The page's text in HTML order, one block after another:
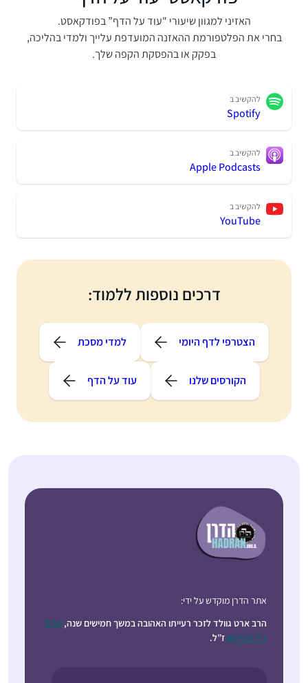
האזיני למגוון שיעורי "עוד על הדף” בפודקאסט.
בחרי את הפלטפורמת ההאזנה המועדפת עלייך ולמדי בהליכה,
בפקק או בהפסקת הקפה שלך.
להקשיב ב
Spotify
להקשיב ב
Apple Podcasts
להקשיב ב
YouTube
דרכים נוספות ללמוד:
הצטרפי לדף היומי למדי מסכת
הקורסים שלנו עוד על הדף
אתר הדרן מוקדש על ידי:
הרב ארט גוולד לזכר רעייתו האהובה במשך חמישים שנה, קרול
ג’וי רובינסון ז”ל.